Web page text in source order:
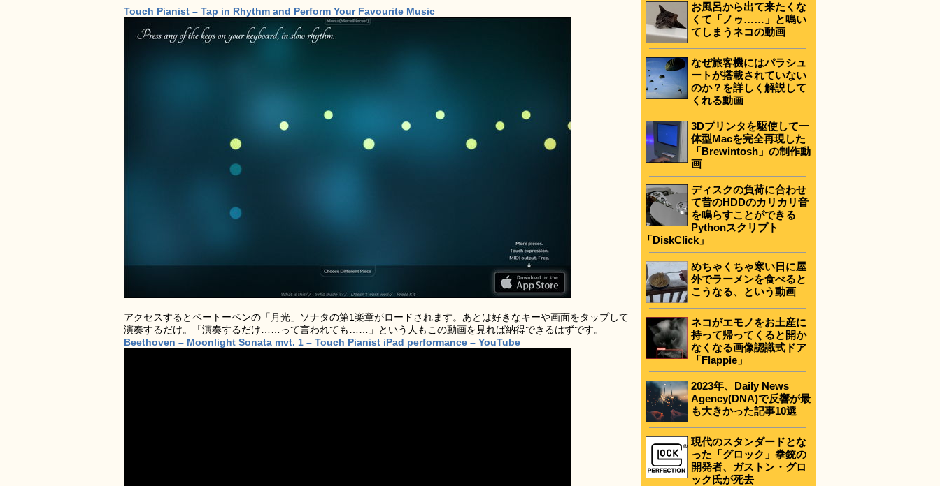
Touch Pianist – Tap in Rhythm and Perform Your Favourite Music
アクセスするとベートーベンの「月光」ソナタの第1楽章がロードされます。あとは好きなキーや画面をタップして
演奏するだけ。「演奏するだけ……って言われても……」という人もこの動画を見れば納得できるはずです。
Beethoven – Moonlight Sonata mvt. 1 – Touch Pianist iPad performance – YouTube
お風呂から出て来たくな
くて「ノゥ……」と鳴い
てしまうネコの動画
なぜ旅客機にはパラシュ
ートが搭載されていない
のか？を詳しく解説して
くれる動画
3Dプリンタを駆使して一
体型Macを完全再現した
「Brewintosh」の制作動
画
ディスクの負荷に合わせ
て昔のHDDのカリカリ音
を鳴らすことができる
Pythonスクリプト
「DiskClick」
めちゃくちゃ寒い日に屋
外でラーメンを食べると
こうなる、という動画
ネコがエモノをお土産に
持って帰ってくると開か
なくなる画像認識式ドア
「Flappie」
2023年、Daily News
Agency(DNA)で反響が最
も大きかった記事10選
現代のスタンダードとな
った「グロック」拳銃の
開発者、ガストン・グロ
ック氏が死去